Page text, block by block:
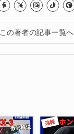
この著者の記事一覧へ